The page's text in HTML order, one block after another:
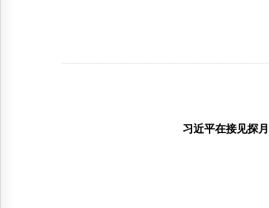
习近平在接见探